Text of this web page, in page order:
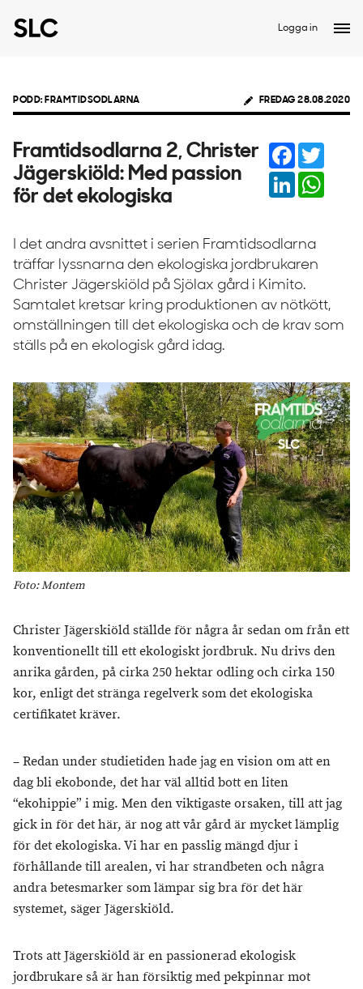
Logga in
PODD: FRAMTIDSODLARNA FREDAG 28.08.2020
Framtidsodlarna 2, Christer
Jägerskiöld: Med passion
för det ekologiska
Facebook
LinkedIn
I det andra avsnittet i serien Framtidsodlarna
träffar lyssnarna den ekologiska jordbrukaren
Christer Jägerskiöld på Sjölax gård i Kimito.
Samtalet kretsar kring produktionen av nötkött,
omställningen till det ekologiska och de krav som
ställs på en ekologisk gård idag.
Foto: Montem
Christer Jägerskiöld ställde för några år sedan om från ett
konventionellt till ett ekologiskt jordbruk. Nu drivs den
anrika gården, på cirka 250 hektar odling och cirka 150
kor, enligt det stränga regelverk som det ekologiska
certifikatet kräver.
– Redan under studietiden hade jag en vision om att en
dag bli ekobonde, det har väl alltid bott en liten
“ekohippie” i mig. Men den viktigaste orsaken, till att jag
gick in för det här, är nog att vår gård är mycket lämplig
för det ekologiska. Vi har en passlig mängd djur i
förhållande till arealen, vi har strandbeten och några
andra betesmarker som lämpar sig bra för det här
systemet, säger Jägerskiöld.
Trots att Jägerskiöld är en passionerad ekologisk
jordbrukare så är han försiktig med pekpinnar mot